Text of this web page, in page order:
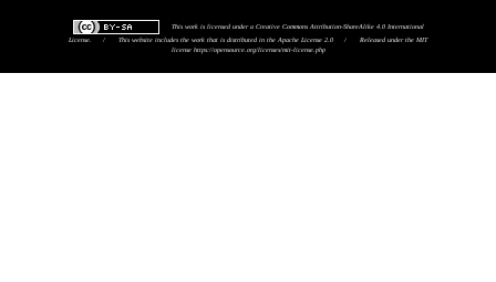
This work is licensed under a Creative Commons Attribution-ShareAlike 4.0 International
License / This website includes the work that is distributed in the Apache License 2.0 /
Released under the MIT
license https://opensource.org/licenses/mit-license.php